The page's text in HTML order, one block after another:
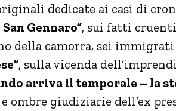
dedicate ai casi di
Gennaro”, sui fatti
della camorra, sei
, sulla vicenda
arriva il temporale – la
ombre giudiziarie dell’ex